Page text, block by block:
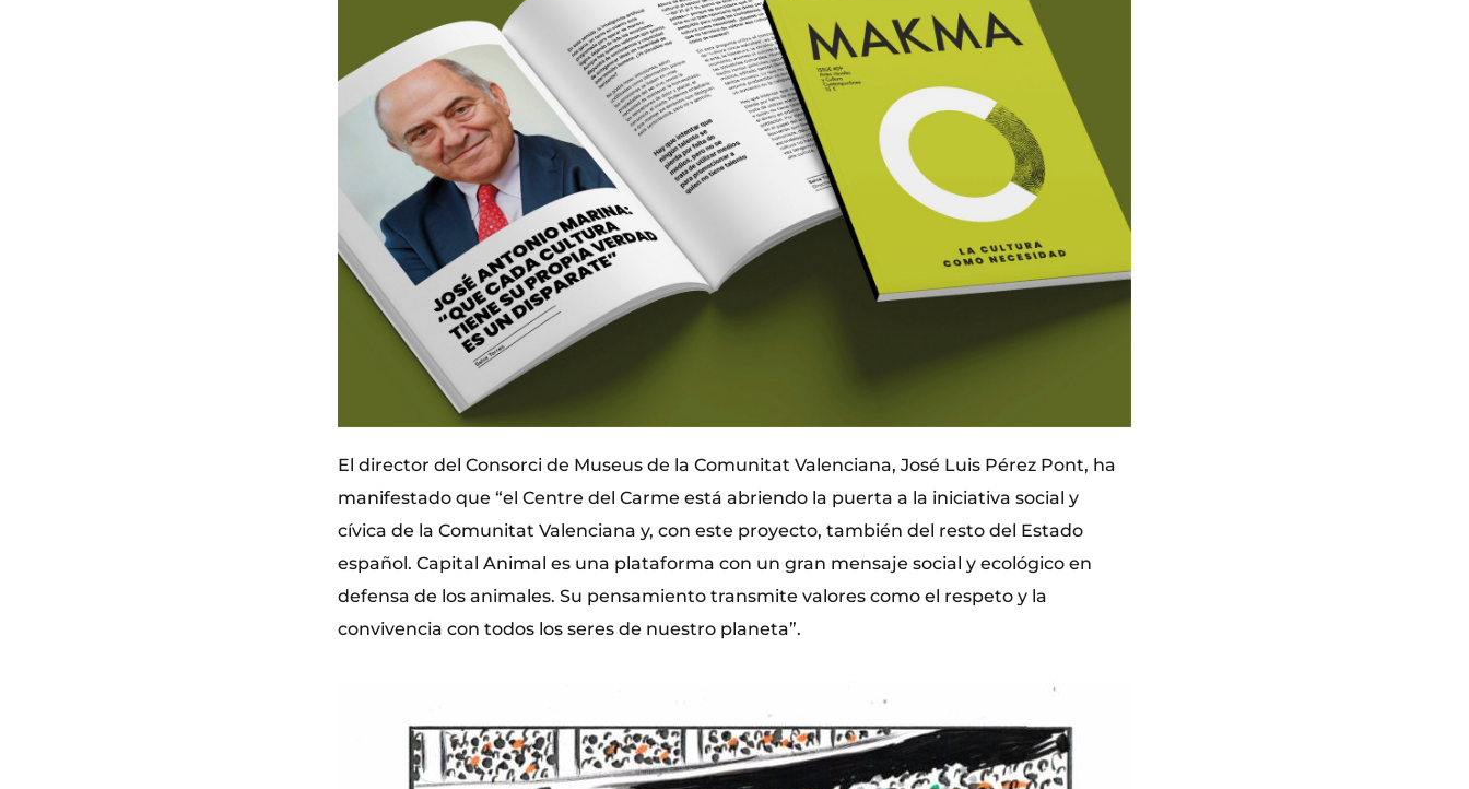
El director del Consorci de Museus de la Comunitat Valenciana, José Luis Pérez Pont, ha
manifestado que “el Centre del Carme está abriendo la puerta a la iniciativa social y
cívica de la Comunitat Valenciana y, con este proyecto, también del resto del Estado
español. Capital Animal es una plataforma con un gran mensaje social y ecológico en
defensa de los animales. Su pensamiento transmite valores como el respeto y la
convivencia con todos los seres de nuestro planeta”.